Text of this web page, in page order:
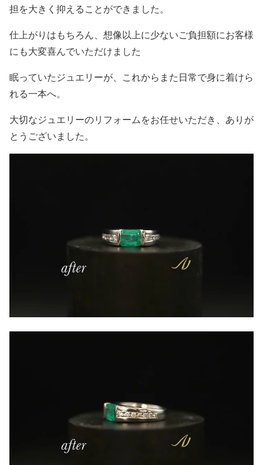
担を大きく抑えることができました。
仕上がりはもちろん、想像以上に少ないご負担額にお客様
にも大変喜んでいただけました
眠っていたジュエリーが、これからまた日常で身に着けら
れる一本へ。
大切なジュエリーのリフォームをお任せいただき、ありが
とうございました。